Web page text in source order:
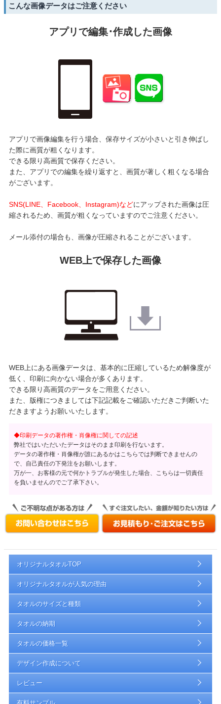
こんな画像データはご注意ください
アプリで編集･作成した画像
アプリで画像編集を行う場合、保存サイズが小さいと引き伸ばし
た際に画質が粗くなります。
できる限り高画質で保存ください。
また、アプリでの編集を繰り返すと、画質が著しく粗くなる場合
がございます。
SNS(LINE、Facebook、Instagram)などにアップされた画像は圧
縮されるため、画質が粗くなっていますのでご注意ください。
メール添付の場合も、画像が圧縮されることがございます。
WEB上で保存した画像
WEB上にある画像データは、基本的に圧縮しているため解像度が
低く、印刷に向かない場合が多くあります。
できる限り高画質のデータをご用意ください。
また、版権につきましては下記記載をご確認いただきご判断いた
だきますようお願いいたします。
◆印刷データの著作権・肖像権に関しての記述
弊社ではいただいたデータはそのまま印刷を行ないます。
データの著作権・肖像権が誰にあるかはこちらでは判断できませんの
で、自己責任の下発注をお願いします。
万が一、お客様の元で何かトラブルが発生した場合、こちらは一切責任
を負いませんのでご了承下さい。
オリジナルタオルTOP
オリジナルタオルが人気の理由
タオルのサイズと種類
タオルの納期
タオルの価格一覧
デザイン作成について
レビュー